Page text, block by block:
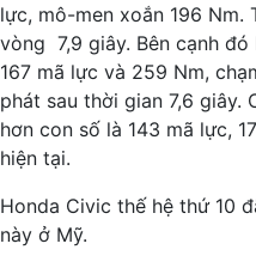
lực, mô-men xoắn 196
vòng 7,9 giây. Bên cạnh
167 mã lực và 259 Nm,
phát sau thời gian 7,6 giây.
hơn con số là 143 mã lực,
hiện tại.
Honda Civic thế hệ thứ 10
này ở Mỹ.